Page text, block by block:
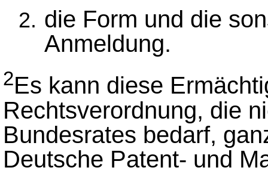
die Form und die
Anmeldung.
2Es kann diese
Rechtsverordnung, die
Bundesrates bedarf,
Deutsche Patent- und